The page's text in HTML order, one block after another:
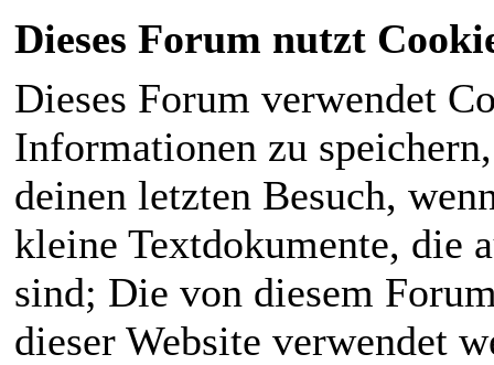
Dieses Forum nutzt
Dieses Forum verwendet
Informationen zu
deinen letzten Besuch,
kleine Textdokumente, die
sind; Die von diesem
dieser Website verwendet